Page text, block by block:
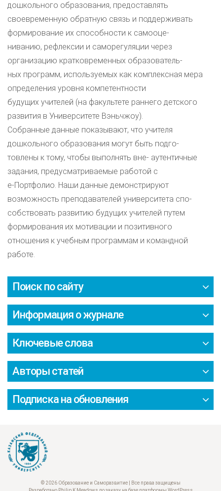
дошкольного образования, предоставлять
своевременную обратную связь и поддерживать
формирование их способности к самооце-
ниванию, рефлексии и саморегуляции через
организацию кратковременных образователь-
ных программ, используемых как комплексная мера
определения уровня компетентности
будущих учителей (на факультете раннего детского
развития в Университете Вэньчжоу).
Собранные данные показывают, что учителя
дошкольного образования могут быть подго-
товлены к тому, чтобы выполнять вне- аутентичные
задания, предусматриваемые работой с
e-Портфолио. Наши данные демонстрируют
возможность преподавателей университета спо-
собствовать развитию будущих учителей путем
формирования их мотивации и позитивного
отношения к учебным программам и командной
работе.
Поиск по сайту
Информация о журнале
Ключевые слова
Авторы статей
Подписка на обновления
© 2026 Образование и Саморазвитие | Все права защищены